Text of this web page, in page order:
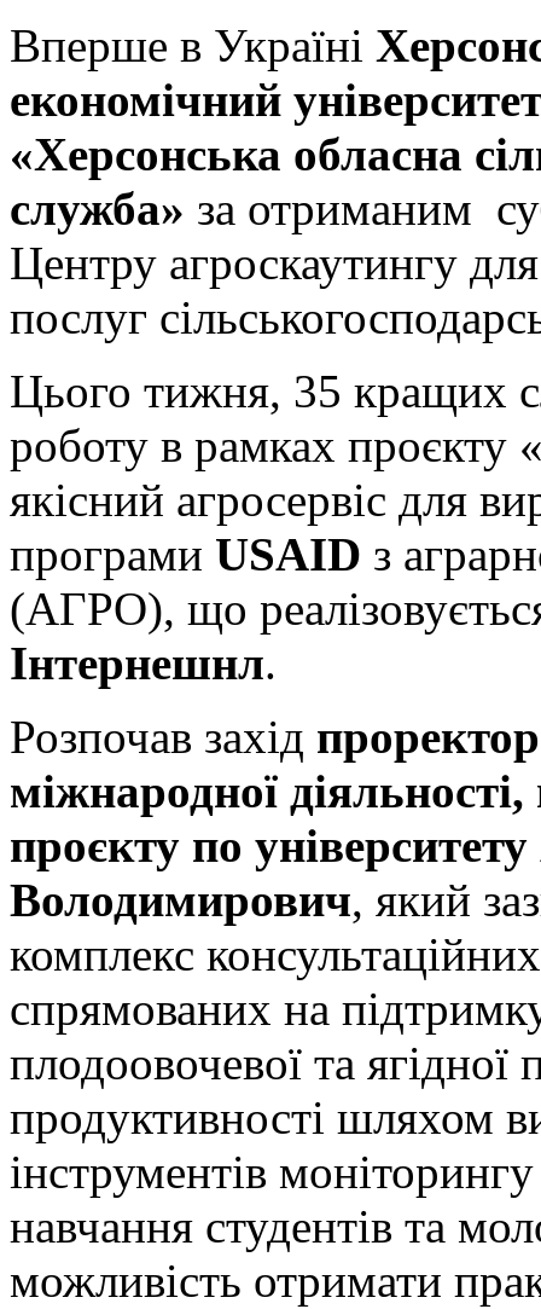
Вперше в Україні
економічний
«Херсонська обласна
служба» за отриманим
Центру агроскаутингу
послуг
Цього тижня, 35 кращих
роботу в рамках проєкту
якісний агросервіс для
програми USAID з
(АГРО), що
Інтернешнл.
Розпочав захід
міжнародної
проєкту по університету
Володимирович, який
комплекс
спрямованих на
плодоовочевої та
продуктивності шляхом
інструментів
навчання студентів та
можливість отримати